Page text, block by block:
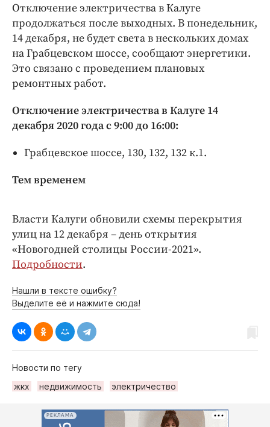
Блоги
Издания
Медиаперсона
Интересное чтиво
Клиника года
Работодатель года
Отключение электричества в Калуге
продолжаться после выходных. В понедельник,
14 декабря, не будет света в нескольких домах
на Грабцевском шоссе, сообщают энергетики.
Это связано с проведением плановых
ремонтных работ.
Отключение электричества в Калуге 14
декабря 2020 года с 9:00 до 16:00:
Грабцевское шоссе, 130, 132, 132 к.1.
Тем временем
Власти Калуги обновили схемы перекрытия
улиц на 12 декабря – день открытия
«Новогодней столицы России-2021».
Подробности.
Нашли в тексте ошибку?
Выделите её и нажмите сюда!
Новости по тегу
жкх
недвижимость электричество
РЕКЛАМА